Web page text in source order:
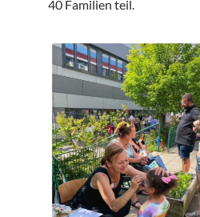
40 Familien teil.